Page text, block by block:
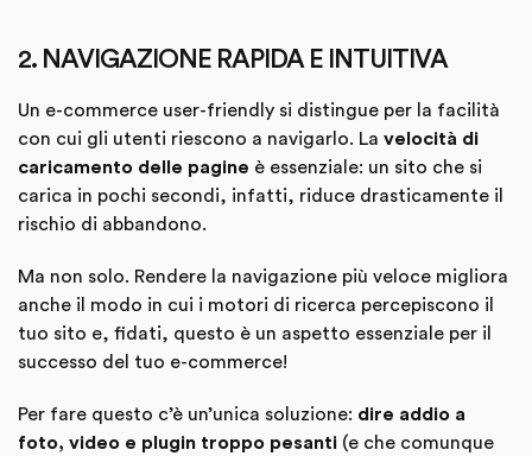
2. NAVIGAZIONE RAPIDA E INTUITIVA
Un e-commerce user-friendly si distingue per la facilità
con cui gli utenti riescono a navigarlo. La velocità di
caricamento delle pagine è essenziale: un sito che si
carica in pochi secondi, infatti, riduce drasticamente il
rischio di abbandono.
Ma non solo. Rendere la navigazione più veloce migliora
anche il modo in cui i motori di ricerca percepiscono il
tuo sito e, fidati, questo è un aspetto essenziale per il
successo del tuo e-commerce!
Per fare questo c’è un’unica soluzione: dire addio a
foto, video e plugin troppo pesanti (e che comunque